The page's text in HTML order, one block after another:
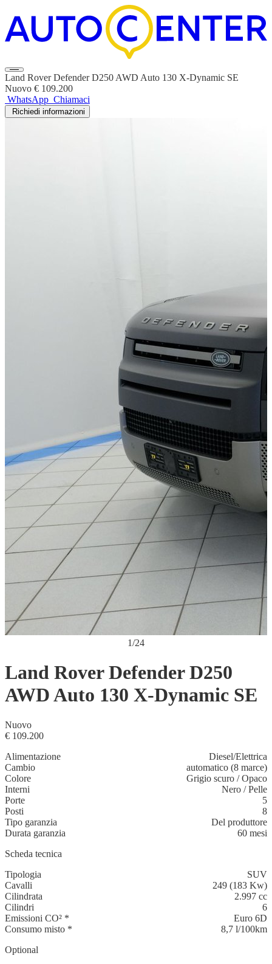
Land Rover Defender D250 AWD Auto 130 X-Dynamic SE
Nuovo € 109.200
WhatsApp Chiamaci
Richiedi informazioni
1/24
Land Rover Defender D250
AWD Auto 130 X-Dynamic SE
Nuovo
€ 109.200
Alimentazione
Diesel/Elettrica
Cambio
automatico (8 marce)
Colore
Grigio scuro /Opaco
Interni
Nero /Pelle
Porte
5
Posti
8
Tipo garanzia
Del produttore
Durata garanzia
60 mesi
Scheda tecnica
Tipologia
SUV
Cavalli
249 (183 Kw)
Cilindrata
2.997 cc
Cilindri
6
Emissioni CO² *
Euro 6D
Consumo misto *
8,7 l/100km
Optional